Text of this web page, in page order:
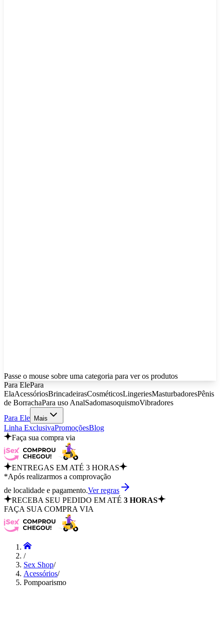
Passe o mouse sobre uma categoria para ver os produtos
Para ElePara
ElaAcessóriosBrincadeirasCosméticosLingeriesMasturbadoresPênis
de BorrachaPara uso AnalSadomasoquismoVibradores
Para Ele
Mais
Linha ExclusivaPromoçõesBlog
Faça sua compra via
ENTREGAS EM ATÉ 3 HORAS
*Após realizarmos a comprovação
de localidade e pagamento.Ver regras
RECEBA SEU PEDIDO EM ATÉ 3 HORAS
FAÇA SUA COMPRA VIA
/
Sex Shop/
Acessórios/
Pompoarismo